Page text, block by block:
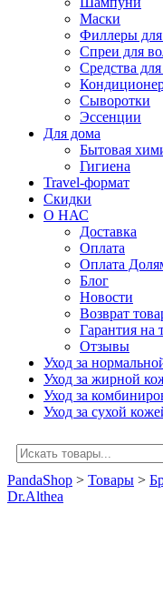
Маски
Филлеры для
Спреи для
Средства
Сыворотки
Эссенции
Для дома
Бытовая
Гигиена
Travel-формат
Скидки
О НАС
Доставка
Оплата
Оплата
Блог
Новости
Возврат
Гарантия на
Отзывы
Уход за
Уход за жирной
Уход за
Уход за сухой
PandaShop > Товары >
Dr.Althea